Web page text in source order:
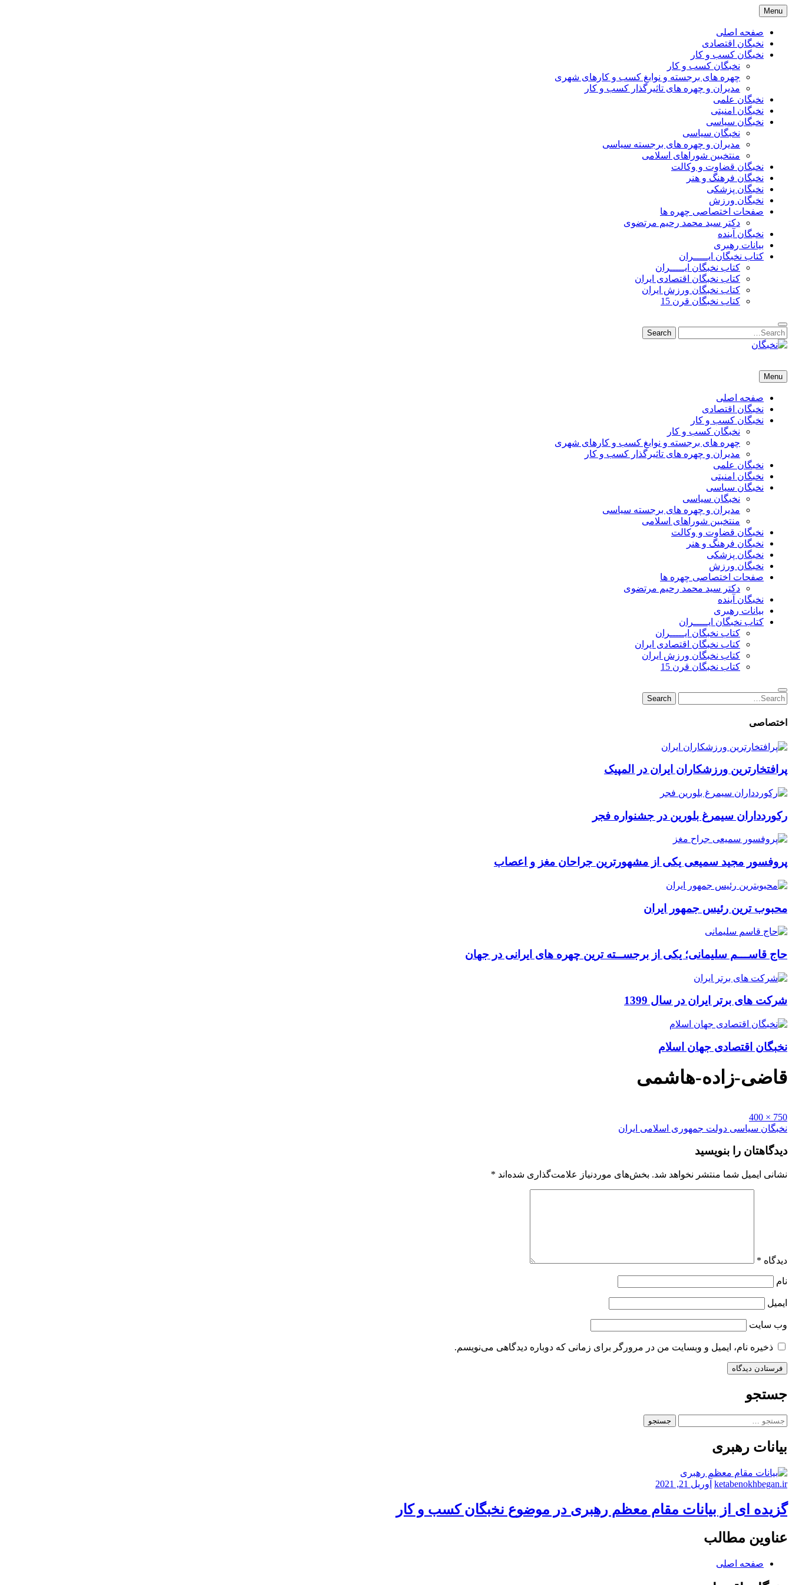
Skip
to
content
Menu
صفحه اصلی
نخبگان اقتصادی
نخبگان کسب و کار
نخبگان کسب و کار
چهره های برجسته و نوابغ کسب و کارهای شهری
مدیران و چهره های تاثیرگذار کسب و کار
نخبگان علمی
نخبگان امنیتی
نخبگان سیاسی
نخبگان سیاسی
مدیران و چهره های برجسته سیاسی
منتخبین شوراهای اسلامی
نخبگان قضاوت و وکالت
نخبگان فرهنگ و هنر
نخبگان پزشکی
نخبگان ورزش
صفحات اختصاصی چهره ها
دکتر سید محمد رحیم مرتضوی
نخبگان آینده
بیانات رهبری
کتاب نخبگان ایـــــران
کتاب نخبگان ایـــــران
کتاب نخبگان اقتصادی ایران
کتاب نخبگان ورزش ایران
کتاب نخبگان قرن 15
Search
for:
Search
نخبگان تایمز/ کتاب نخبگان + پورتال رسمی کتاب نخبگان ایران – کتاب نخبگان اقتصادی ایران – کتاب نخبگان قرن 15 – کتاب نخبگان ورزش ایران – کتاب نخبگان کسب و کار ایران – کتاب نخبگان ایران
Menu
صفحه اصلی
نخبگان اقتصادی
نخبگان کسب و کار
نخبگان کسب و کار
چهره های برجسته و نوابغ کسب و کارهای شهری
مدیران و چهره های تاثیرگذار کسب و کار
نخبگان علمی
نخبگان امنیتی
نخبگان سیاسی
نخبگان سیاسی
مدیران و چهره های برجسته سیاسی
منتخبین شوراهای اسلامی
نخبگان قضاوت و وکالت
نخبگان فرهنگ و هنر
نخبگان پزشکی
نخبگان ورزش
صفحات اختصاصی چهره ها
دکتر سید محمد رحیم مرتضوی
نخبگان آینده
بیانات رهبری
کتاب نخبگان ایـــــران
کتاب نخبگان ایـــــران
کتاب نخبگان اقتصادی ایران
کتاب نخبگان ورزش ایران
کتاب نخبگان قرن 15
Search
for:
Search
اختصاصی
پرافتخارترین ورزشکاران ایران در المپیک
رکوردداران سیمرغ بلورین در جشنواره فجر
پروفسور مجید سمیعی یکی از مشهورترین جراحان مغز و اعصاب
محبوب ترین رئیس جمهور ایران
حاج قاســـم سلیمانی؛ یکی از برجســته ترین چهره های ایرانی در جهان
شرکت های برتر ایران در سال 1399
نخبگان اقتصادی جهان اسلام
قاضی-زاده-هاشمی
Full
size
750 × 400
راهبری
نوشته
نخبگان سیاسی دولت جمهوری اسلامی ایران
دیدگاهتان را بنویسید
نشانی ایمیل شما منتشر نخواهد شد. بخش‌های موردنیاز علامت‌گذاری شده‌اند *
دیدگاه *
نام
ایمیل
وب‌ سایت
ذخیره نام، ایمیل و وبسایت من در مرورگر برای زمانی که دوباره دیدگاهی می‌نویسم.
جستجو
جستجو
بیانات رهبری
ketabenokhbegan.ir آوریل 21, 2021
گزیده ای از بیانات مقام معظم رهبری در موضوع نخبگان کسب و کار
عناوین مطالب
صفحه اصلی